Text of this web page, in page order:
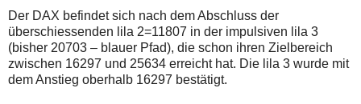
und
versuchen
Sie
es
zu
einem
Der DAX befindet sich nach dem Abschluss der
überschiessenden lila 2=11807 in der impulsiven lila 3
(bisher 20703 – blauer Pfad), die schon ihren Zielbereich
zwischen 16297 und 25634 erreicht hat. Die lila 3 wurde mit
dem Anstieg oberhalb 16297 bestätigt.